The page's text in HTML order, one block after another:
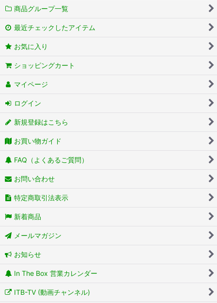
商品グループ一覧
最近チェックしたアイテム
お気に入り
ショッピングカート
マイページ
ログイン
新規登録はこちら
お買い物ガイド
FAQ（よくあるご質問）
お問い合わせ
特定商取引法表示
新着商品
メールマガジン
お知らせ
In The Box 営業カレンダー
ITB-TV (動画チャンネル)